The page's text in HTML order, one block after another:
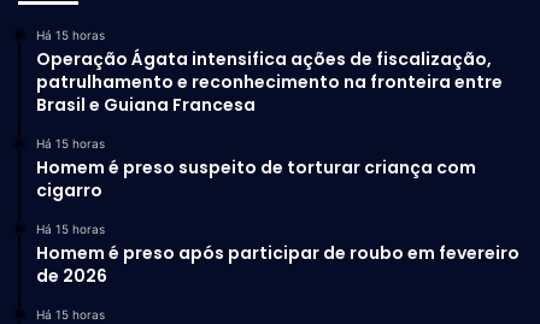
Há 15 horas
Operação Ágata intensifica ações de fiscalização,
patrulhamento e reconhecimento na fronteira entre
Brasil e Guiana Francesa
Há 15 horas
Homem é preso suspeito de torturar criança com
cigarro
Há 15 horas
Homem é preso após participar de roubo em fevereiro
de 2026
Há 15 horas